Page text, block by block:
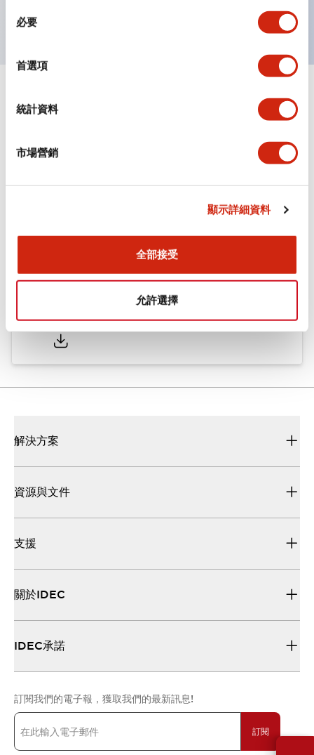
必要
首選項
統計資料
市場營銷
顯示詳細資料
全部接受
允許選擇
文件和檔案
型錄和宣傳手冊
φ16 A6系列 小型控制元件
2025/05/19.PDF2.36MB
解決方案
資源與文件
支援
關於IDEC
IDEC承諾
訂閱我們的電子報，獲取我們的最新訊息!
訂閱